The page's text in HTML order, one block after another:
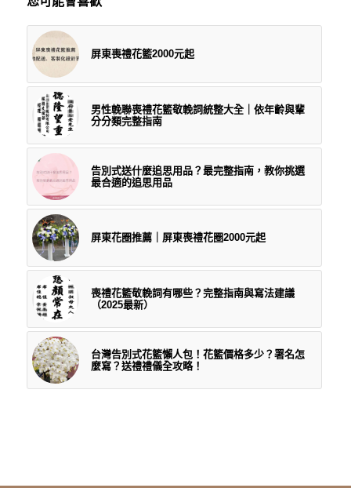
屏東喪禮花籃2000元起
男性輓聯喪禮花籃敬輓詞統整大全｜依年齡與輩
分分類完整指南
告別式送什麼追思用品？最完整指南，教你挑選
最合適的追思用品
屏東花圈推薦｜屏東喪禮花圈2000元起
喪禮花籃敬輓詞有哪些？完整指南與寫法建議
（2025最新）
台灣告別式花籃懶人包！花籃價格多少？署名怎
麼寫？送禮禮儀全攻略！